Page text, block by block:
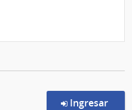
Ingresar